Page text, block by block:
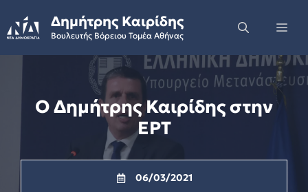
to
content
Δημήτρης Καιρίδης
Βουλευτής Βόρειου Τομέα Αθήνας
Ο Δημήτρης Καιρίδης στην
ΕΡΤ
06/03/2021